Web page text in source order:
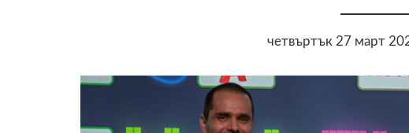
четвъртък 27 март